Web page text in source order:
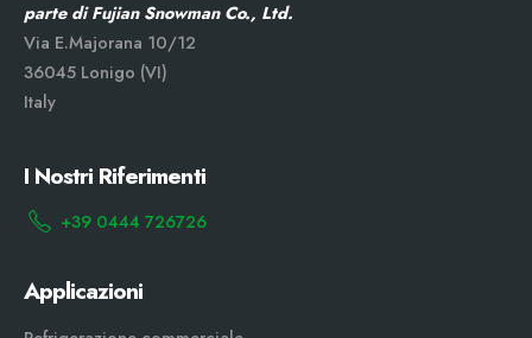
parte di Fujian Snowman Co., Ltd.
Via E.Majorana 10/12
36045 Lonigo (VI)
Italy
I Nostri Riferimenti
+39 0444 726726
Applicazioni